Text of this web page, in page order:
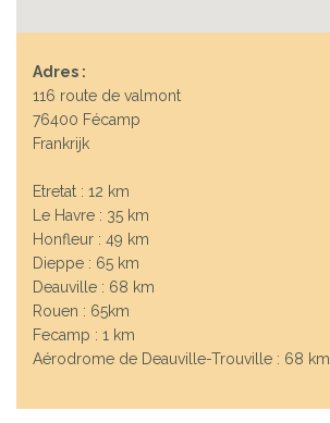
Adres :
116 route de valmont
76400 Fécamp
Frankrijk
Etretat : 12 km
Le Havre : 35 km
Honfleur : 49 km
Dieppe : 65 km
Deauville : 68 km
Rouen : 65km
Fecamp : 1 km
Aérodrome de Deauville-Trouville : 68 km